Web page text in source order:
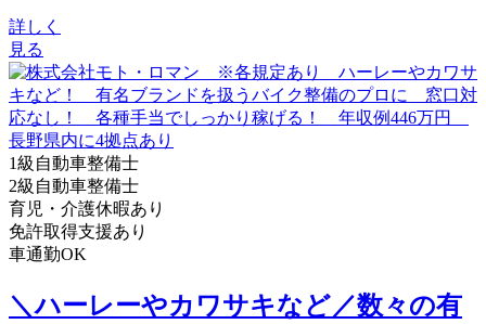
詳しく
見る
1級自動車整備士
2級自動車整備士
育児・介護休暇あり
免許取得支援あり
車通勤OK
＼ハーレーやカワサキなど／数々の有